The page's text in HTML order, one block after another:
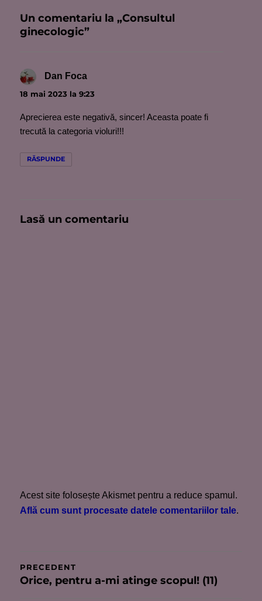
Un comentariu la „Consultul
ginecologic”
Dan Foca
18 mai 2023 la 9:23
Aprecierea este negativă, sincer! Aceasta poate fi
trecută la categoria violuri!!!
RĂSPUNDE
Lasă un comentariu
Acest site folosește Akismet pentru a reduce spamul.
Află cum sunt procesate datele comentariilor tale.
Navigare
în
PRECEDENT
Articolul
Orice, pentru a-mi atinge scopul! (11)